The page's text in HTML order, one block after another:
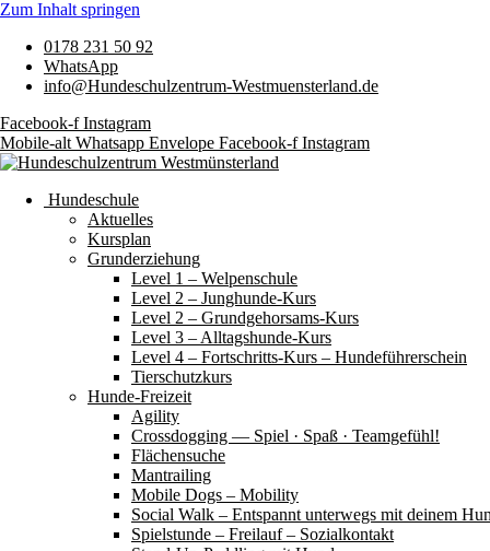
Zum Inhalt springen
0178 231 50 92
WhatsApp
info@Hundeschulzentrum-Westmuensterland.de
Facebook-f Instagram
Mobile-alt Whatsapp Envelope Facebook-f Instagram
Hundeschule
Aktuelles
Kursplan
Grunderziehung
Level 1 – Welpenschule
Level 2 – Junghunde-Kurs
Level 2 – Grundgehorsams-Kurs
Level 3 – Alltagshunde-Kurs
Level 4 – Fortschritts-Kurs – Hundeführerschein
Tierschutzkurs
Hunde-Freizeit
Agility
Crossdogging — Spiel · Spaß · Teamgefühl!
Flächensuche
Mantrailing
Mobile Dogs – Mobility
Social Walk – Entspannt unterwegs mit deinem
Spielstunde – Freilauf – Sozialkontakt